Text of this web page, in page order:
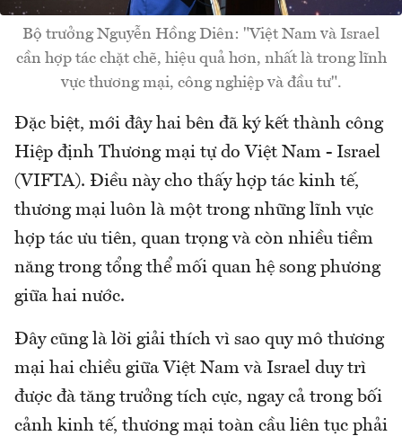
Bộ trưởng Nguyễn Hồng Diên: "Việt Nam và Israel
cần hợp tác chặt chẽ, hiệu quả hơn, nhất là trong lĩnh
vực thương mại, công nghiệp và đầu tư".
Đặc biệt, mới đây hai bên đã ký kết thành công
Hiệp định Thương mại tự do Việt Nam - Israel
(VIFTA). Điều này cho thấy hợp tác kinh tế,
thương mại luôn là một trong những lĩnh vực
hợp tác ưu tiên, quan trọng và còn nhiều tiềm
năng trong tổng thể mối quan hệ song phương
giữa hai nước.
Đây cũng là lời giải thích vì sao quy mô thương
mại hai chiều giữa Việt Nam và Israel duy trì
được đà tăng trưởng tích cực, ngay cả trong bối
cảnh kinh tế, thương mại toàn cầu liên tục phải